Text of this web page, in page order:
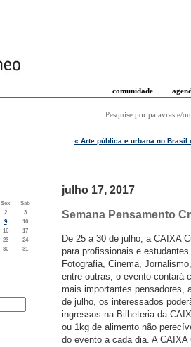
comunidade
Sex
Sab
2
3
9
10
16
17
23
24
30 31
Pesquise por palavras e/
« Arte pública e urbana no Brasil
julho 17, 2017
Semana Pensamento
De 25 a 30 de julho, a CAIXA
para profissionais e
Fotografia, Cinema,
entre outras, o evento contará
mais importantes pensadores,
de julho, os interessados
ingressos na Bilheteria da
ou 1kg de alimento não
do evento a cada dia. A